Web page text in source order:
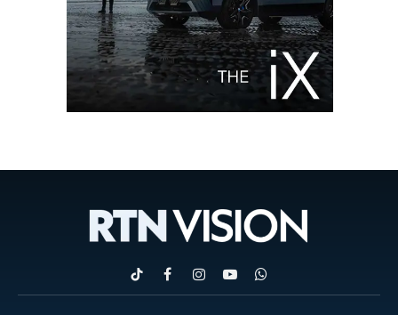
TikTokFacebookInstagram
YouTubeWhatsApp